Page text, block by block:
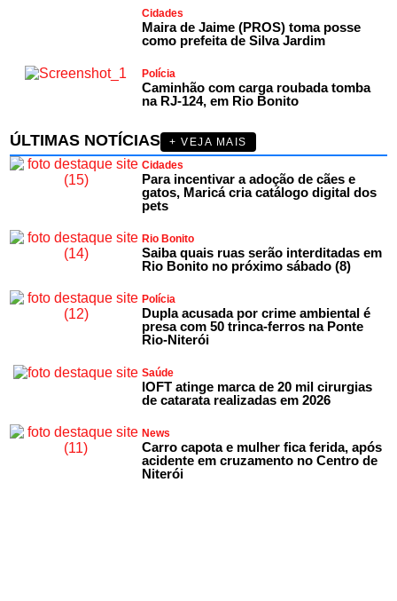
Cidades
Maira de Jaime (PROS) toma posse
como prefeita de Silva Jardim
Polícia
Caminhão com carga roubada tomba
na RJ-124, em Rio Bonito
ÚLTIMAS NOTÍCIAS
+ VEJA MAIS
Cidades
Para incentivar a adoção de cães e
gatos, Maricá cria catálogo digital dos
pets
Rio Bonito
Saiba quais ruas serão interditadas em
Rio Bonito no próximo sábado (8)
Polícia
Dupla acusada por crime ambiental é
presa com 50 trinca-ferros na Ponte
Rio-Niterói
Saúde
IOFT atinge marca de 20 mil cirurgias
de catarata realizadas em 2026
News
Carro capota e mulher fica ferida, após
acidente em cruzamento no Centro de
Niterói